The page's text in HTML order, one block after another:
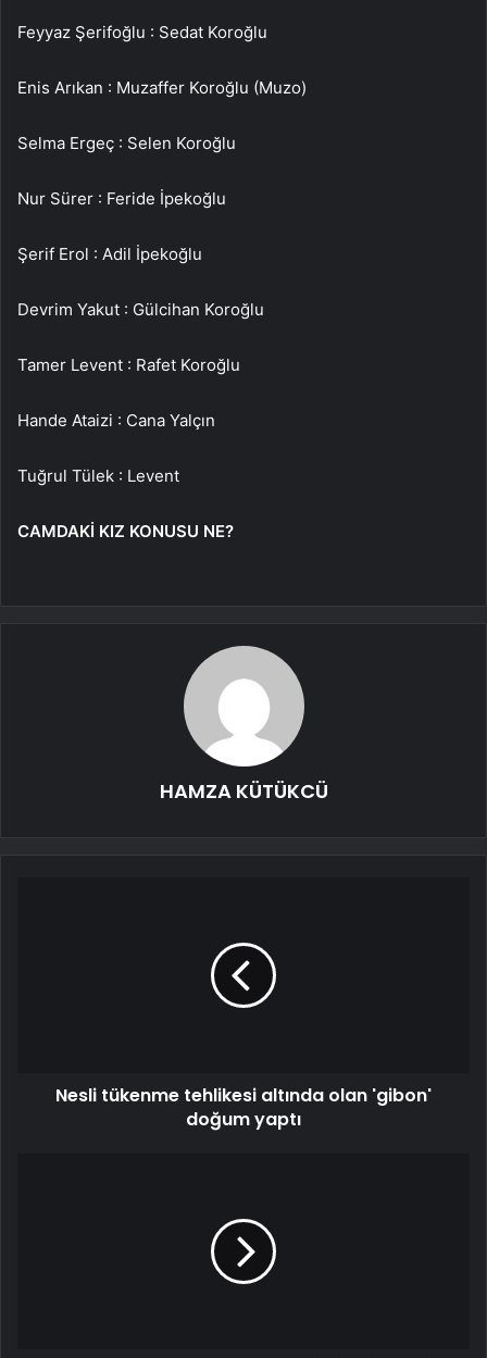
Feyyaz Şerifoğlu : Sedat Koroğlu
Enis Arıkan : Muzaffer Koroğlu (Muzo)
Selma Ergeç : Selen Koroğlu
Nur Sürer : Feride İpekoğlu
Şerif Erol : Adil İpekoğlu
Devrim Yakut : Gülcihan Koroğlu
Tamer Levent : Rafet Koroğlu
Hande Ataizi : Cana Yalçın
Tuğrul Tülek : Levent
CAMDAKİ KIZ KONUSU NE?
HAMZA KÜTÜKCÜ
Nesli tükenme tehlikesi altında olan 'gibon'
doğum yaptı